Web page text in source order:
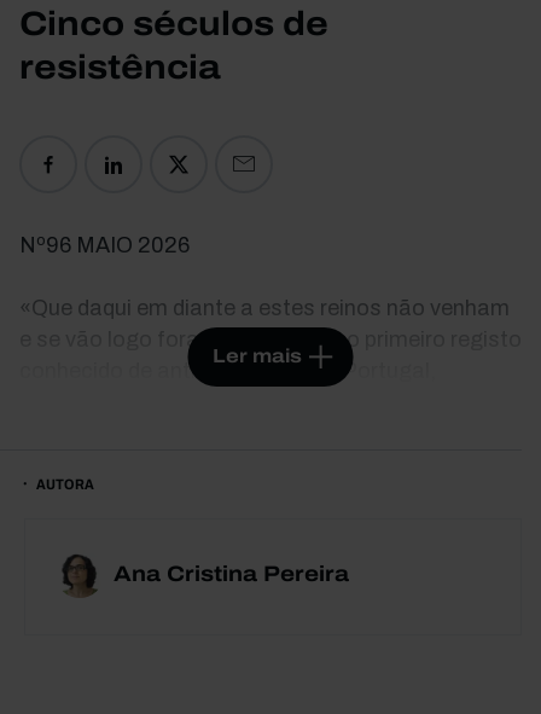
Cinco séculos de
resistência
Nº96 MAIO 2026
«Que daqui em diante a estes reinos não venham
e se vão logo fora deles», lê-se no primeiro registo
conhecido de anticiganismo em Portugal,
Muitos são pobres. Poucos escapam à
últimas décadas, esta população, complexa e
plural, foi encontrando outras condições para
Ler mais
AUTORA
Ana Cristina Pereira